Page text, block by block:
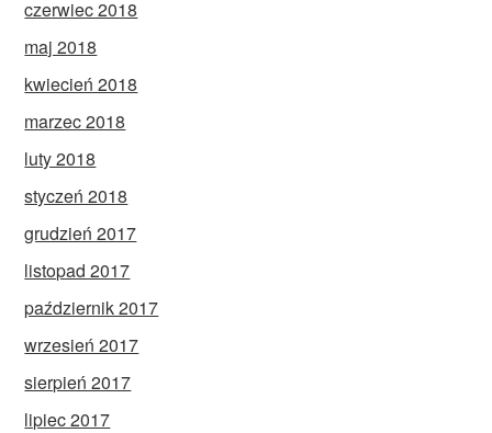
czerwiec 2018
maj 2018
kwiecień 2018
marzec 2018
luty 2018
styczeń 2018
grudzień 2017
listopad 2017
październik 2017
wrzesień 2017
sierpień 2017
lipiec 2017